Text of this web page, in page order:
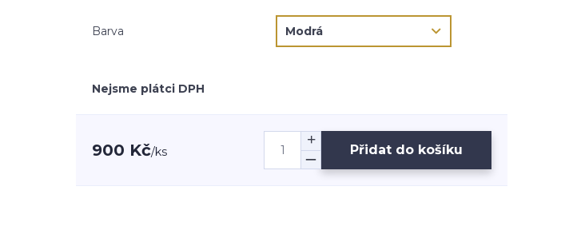
Barva
Nejsme plátci DPH
900 Kč/ks Přidat do košíku